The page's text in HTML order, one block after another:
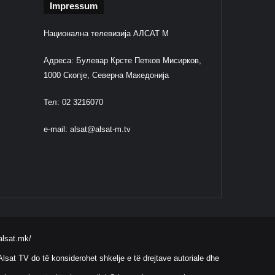
Impressum
Национална телевизија АЛСАТ М
Адреса: Булевар Крсте Петков Мисирков,
1000 Скопје, Северна Македонија
Тел: 02 3216070
e-mail: alsat@alsat-m.tv
TV do të konsiderohet shkelje e të drejtave autoriale dhe